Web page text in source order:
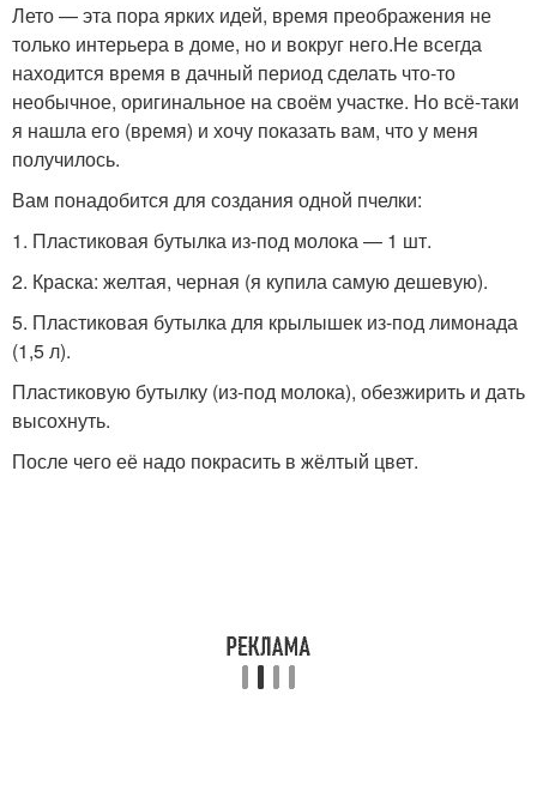
Лето — эта пора ярких идей, время преображения не
только интерьера в доме, но и вокруг него.Не всегда
находится время в дачный период сделать что-то
необычное, оригинальное на своём участке. Но всё-таки
я нашла его (время) и хочу показать вам, что у меня
получилось.
Вам понадобится для создания одной пчелки:
1. Пластиковая бутылка из-под молока — 1 шт.
2. Краска: желтая, черная (я купила самую дешевую).
5. Пластиковая бутылка для крылышек из-под лимонада
(1,5 л).
Пластиковую бутылку (из-под молока), обезжирить и дать
высохнуть.
После чего её надо покрасить в жёлтый цвет.